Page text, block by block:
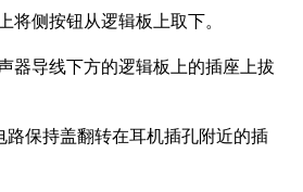
将侧按钮从逻辑板上取下。
器导线下方的逻辑板上的插座上拔
路保持盖翻转在耳机插孔附近的插